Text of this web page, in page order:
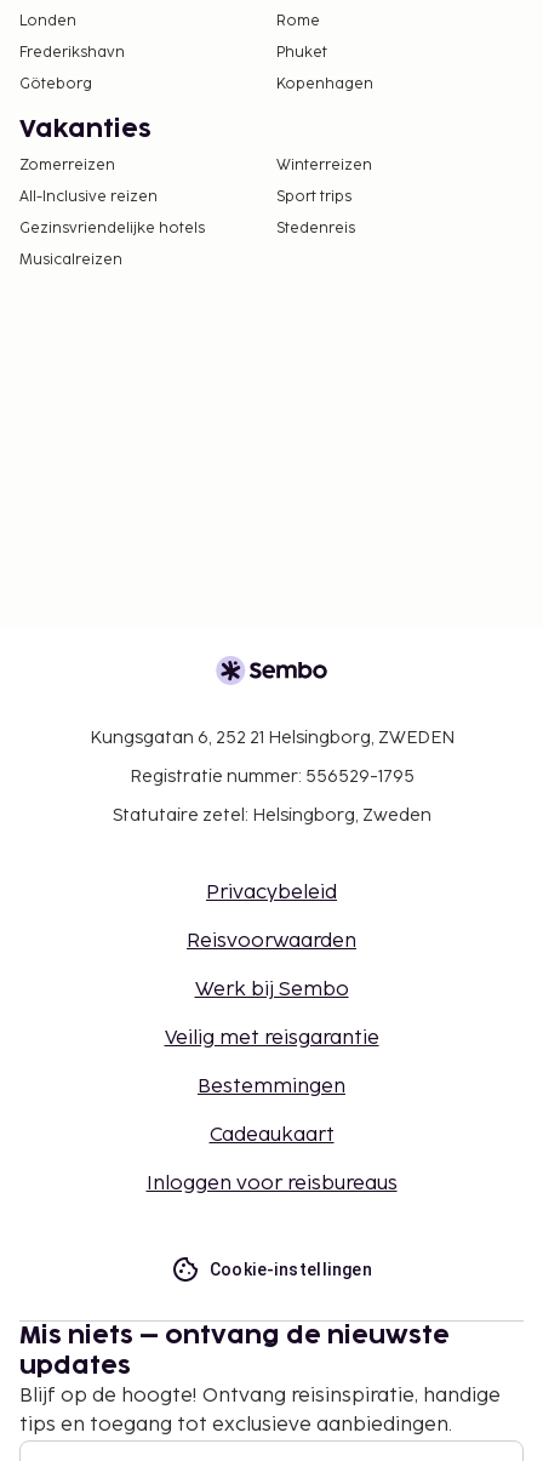
Londen
Rome
Frederikshavn
Phuket
Göteborg
Kopenhagen
Vakanties
Zomerreizen
Winterreizen
All-Inclusive reizen
Sport trips
Gezinsvriendelijke hotels
Stedenreis
Musicalreizen
Kungsgatan 6, 252 21 Helsingborg, ZWEDEN
Registratie nummer: 556529-1795
Statutaire zetel: Helsingborg, Zweden
Privacybeleid
Reisvoorwaarden
Werk bij Sembo
Veilig met reisgarantie
Bestemmingen
Cadeaukaart
Inloggen voor reisbureaus
Cookie-instellingen
Mis niets – ontvang de nieuwste
updates
Blijf op de hoogte! Ontvang reisinspiratie, handige
tips en toegang tot exclusieve aanbiedingen.